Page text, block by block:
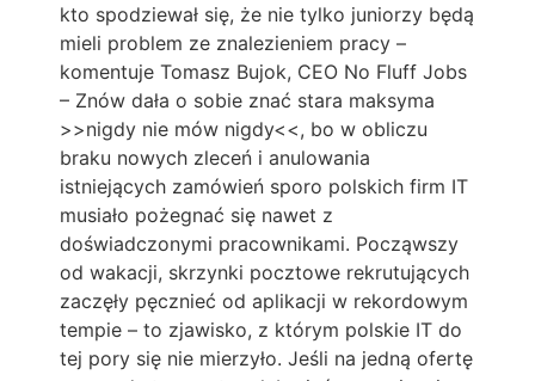
kto spodziewał się, że nie tylko juniorzy będą
mieli problem ze znalezieniem pracy –
komentuje Tomasz Bujok, CEO No Fluff Jobs
– Znów dała o sobie znać stara maksyma
>>nigdy nie mów nigdy<<, bo w obliczu
braku nowych zleceń i anulowania
istniejących zamówień sporo polskich firm IT
musiało pożegnać się nawet z
doświadczonymi pracownikami. Począwszy
od wakacji, skrzynki pocztowe rekrutujących
zaczęły pęcznieć od aplikacji w rekordowym
tempie – to zjawisko, z którym polskie IT do
tej pory się nie mierzyło. Jeśli na jedną ofertę